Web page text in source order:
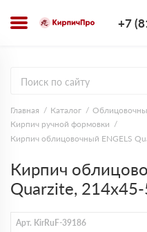
+7
Главная Каталог
Кирпич ручной формовки
Кирпич облицовочный ENGELS
Кирпич
Quarzite,
Арт. KirRuF-39186